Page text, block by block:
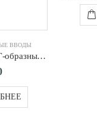
ВВОДЫ
Цокольный ввод Г-образный. ПЭ/сталь д.0032/0025 SDR11 ПЭ100 2.0х2.0